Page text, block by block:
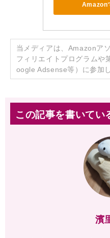
Amazon
当メディアは、Amazonア
フィリエイトプログラムや
oogle Adsense等）に参加
この記事を書いてい
濱